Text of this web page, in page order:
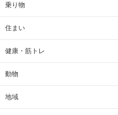
乗り物
住まい
健康・筋トレ
動物
地域